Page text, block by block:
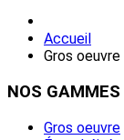
Accueil
Gros oeuvre
NOS GAMMES
Gros oeuvre